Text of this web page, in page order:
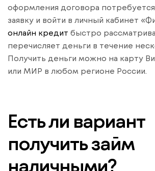
оформления договора
заявку и войти в личный кабинет
онлайн кредит быстро
перечисляет деньги в течение
Получить деньги можно на карту
или МИР в любом регионе России.
Есть ли вариант
получить займ
наличными?